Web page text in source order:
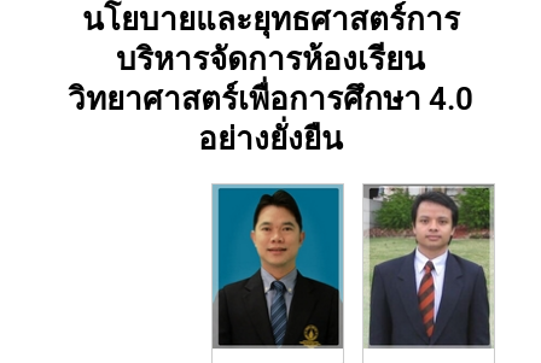
นโยบายและยุทธศาสตร์การ
บริหารจัดการห้องเรียน
วิทยาศาสตร์เพื่อการศึกษา 4.0
อย่างยั่งยืน